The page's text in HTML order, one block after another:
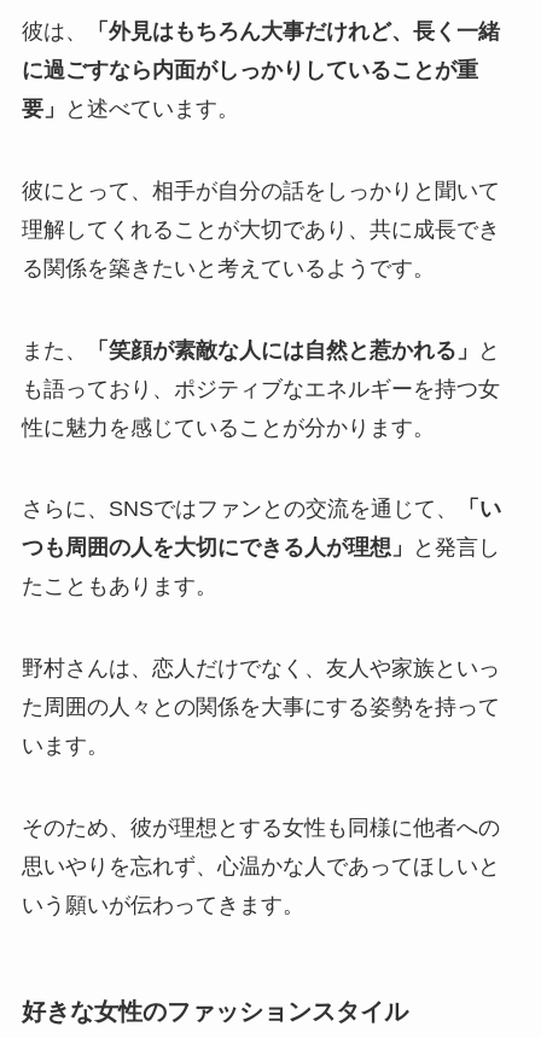
彼は、
「外見はもちろん大事だけれど、長く一緒
に過ごすなら内面がしっかりしていることが重
要」
と述べています。
彼にとって、相手が自分の話をしっかりと聞いて
理解してくれることが大切であり、共に成長でき
る関係を築きたいと考えているようです。
また、 「笑顔が素敵な人には自然と惹かれる」
と
も語っており、ポジティブなエネルギーを持つ女
性に魅力を感じていることが分かります。
さらに、SNSではファンとの交流を通じて、
「い
つも周囲の人を大切にできる人が理想」
と発言し
たこともあります。
野村さんは、恋人だけでなく、友人や家族といっ
た周囲の人々との関係を大事にする姿勢を持って
います。
そのため、彼が理想とする女性も同様に他者への
思いやりを忘れず、心温かな人であってほしいと
いう願いが伝わってきます。
好きな女性のファッションスタイル